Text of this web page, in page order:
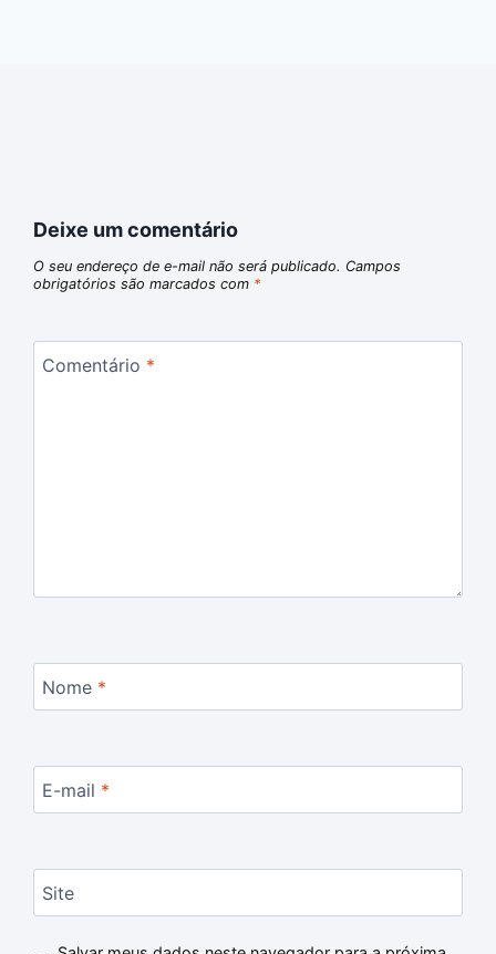
Deixe um comentário
O seu endereço de e-mail não será publicado. Campos
obrigatórios são marcados com *
Comentário *
Nome *
E-mail *
Site